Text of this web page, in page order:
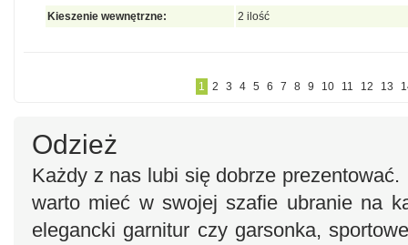
Kieszenie wewnętrzne:
2 ilość
1 2 3 4 5 6 7 8 9 10 11 12 13
Odzież
Każdy z nas lubi się dobrze
warto mieć w swojej szafie ubranie na
elegancki garnitur czy garsonka,